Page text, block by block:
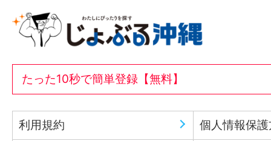
たった10秒で簡単登録【無料】
利用規約 個人情報保